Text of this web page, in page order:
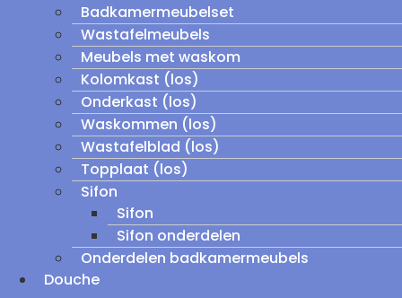
Badkamermeubelset
Wastafelmeubels
Meubels met waskom
Kolomkast (los)
Onderkast (los)
Waskommen (los)
Wastafelblad (los)
Topplaat (los)
Sifon
Sifon
Sifon onderdelen
Onderdelen badkamermeubels
Douche